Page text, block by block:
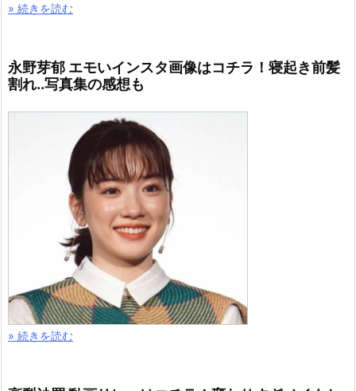
» 続きを読む
永野芽郁 エモいインスタ画像はコチラ！寝起き前髪
割れ..写真集の感想も
» 続きを読む